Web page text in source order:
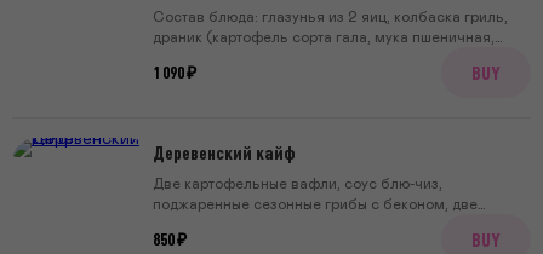
Состав блюда: глазунья из 2 яиц, колбаска гриль,
драник (картофель сорта гала, мука пшеничная,
красная, тмин, соль, сахар, корица, соус шрирача,
1 090 ₽ BUY
Деревенский кайф
Две картофельные вафли, соус блю-чиз,
поджаренные сезонные грибы с беконом, две
850 ₽ BUY